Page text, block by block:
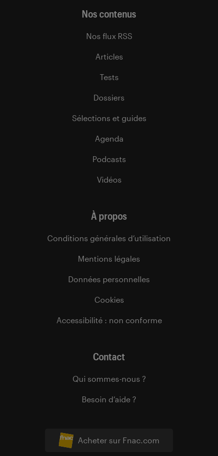
Acheter sur Fnac.com
Nos contenus
Nos flux RSS
Articles
Tests
Dossiers
Sélections et guides
Agenda
Podcasts
Vidéos
À propos
Conditions générales d’utilisation
Mentions légales
Données personnelles
Cookies
Accessibilité : non conforme
Contact
Qui sommes-nous ?
Besoin d’aide ?